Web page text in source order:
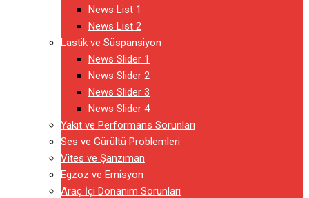
News List 1
News List 2
Lastik ve Süspansiyon
News Slider 1
News Slider 2
News Slider 3
News Slider 4
Yakıt ve Performans Sorunları
Ses ve Gürültü Problemleri
Vites ve Şanzıman
Egzoz ve Emisyon
Araç İçi Donanım Sorunları